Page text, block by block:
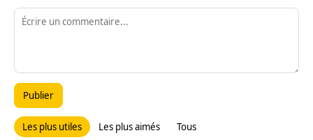
Publier
Les plus utiles Les plus aimés Tous